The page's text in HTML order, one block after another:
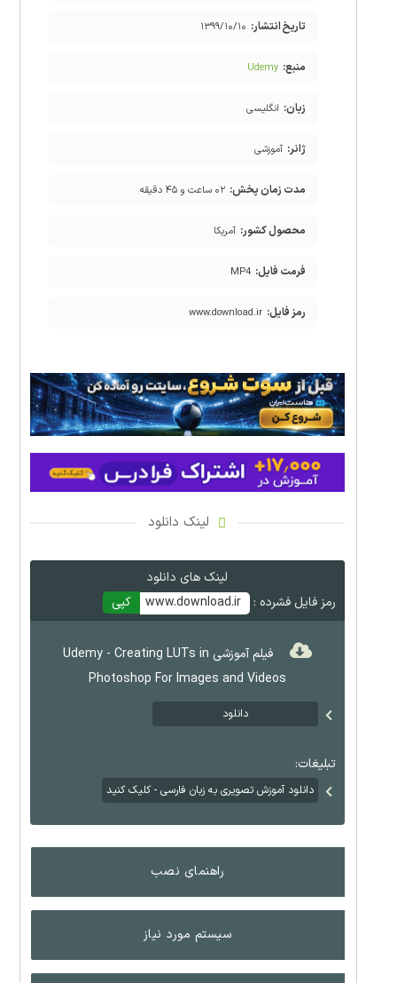
تاریخ انتشار: ۱۳۹۹/۱۰/۱۰
منبع: Udemy
زبان: انگلیسی
ژانر: آموزشی
مدت زمان پخش: ۰۲ ساعت و ۴۵ دقیقه
محصول کشور: آمریکا
فرمت فایل: MP4
رمز فایل: www.download.ir
لینک دانلود
لینک های دانلود
رمز فایل فشرده :
www.download.ir کپی
فیلم آموزشی Udemy - Creating LUTs in
Photoshop For Images and Videos
دانلود
تبلیغات:
دانلود آموزش تصویری به زبان فارسی - کلیک کنید
راهنمای نصب
سیستم مورد نیاز